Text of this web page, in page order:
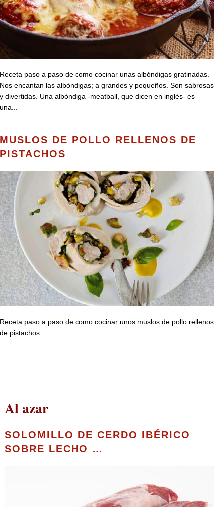
Receta paso a paso de como cocinar unas albóndigas gratinadas.
Nos encantan las albóndigas; a grandes y pequeños. Son sabrosas
y divertidas. Una albóndiga -meatball, que dicen en inglés- es
una...
MUSLOS DE POLLO RELLENOS DE
PISTACHOS
Receta paso a paso de como cocinar unos muslos de pollo rellenos
de pistachos.
Al azar
SOLOMILLO DE CERDO IBÉRICO
SOBRE LECHO …